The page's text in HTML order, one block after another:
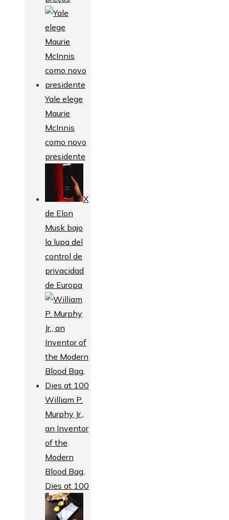
Yale elege
Maurie
McInnis
como novo
presidente
X
de Elon
Musk bajo
la lupa del
control de
privacidad
de Europa
William P.
Murphy Jr.,
an Inventor
of the
Modern
Blood Bag,
Dies at 100